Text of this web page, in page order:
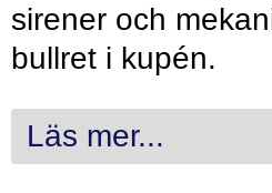
sirener och
bullret i kupén.
Läs mer...